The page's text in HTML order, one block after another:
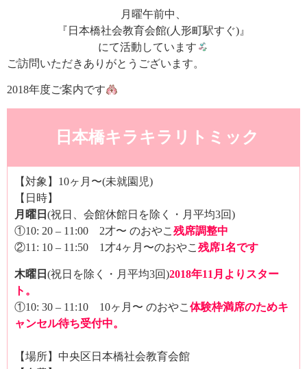
月曜午前中、
『日本橋社会教育会館(人形町駅すぐ)』
にて活動しています
ご訪問いただきありがとうございます。
2018年度ご案内です
日本橋キラキラリトミック
【対象】10ヶ月〜(未就園児)
【日時】
月曜日 (祝日、会館休館日を除く・月平均3回)
①10: 20 – 11:00 2才〜 のおやこ 残席調整中
②11: 10 – 11:50 1才4ヶ月〜のおやこ 残席1名です
木曜日 (祝日を除く・月平均3回)2018年11月よりスター
ト。
①10: 30 – 11:10 10ヶ月〜 のおやこ 体験枠満席のためキ
ャンセル待ち受付中。
【場所】中央区日本橋社会教育会館